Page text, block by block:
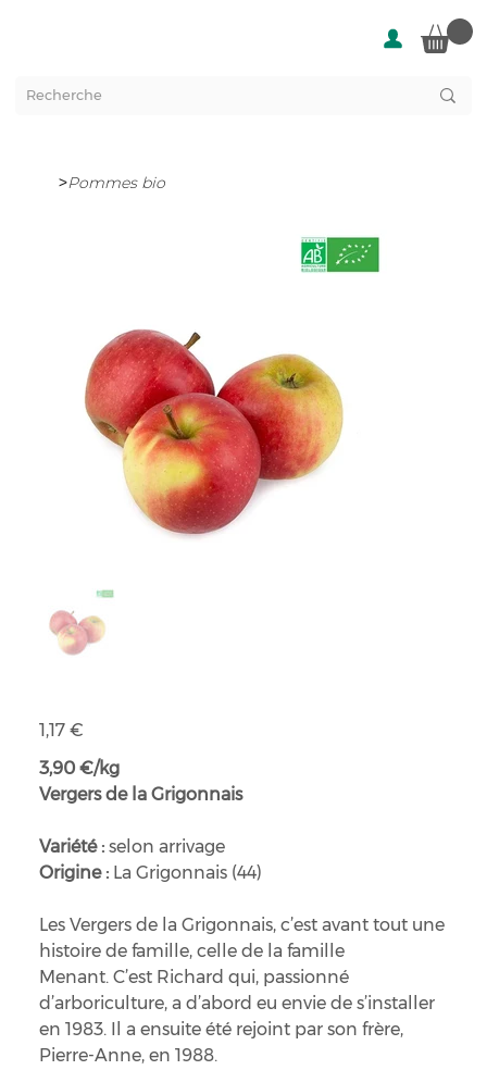
>Pommes bio
Prix
1,17 €
3,90 €/kg
Vergers de la Grigonnais
Variété : selon arrivage
Origine : La Grigonnais (44)
Les Vergers de la Grigonnais, c’est avant tout une
histoire de famille, celle de la famille
Menant. C’est Richard qui, passionné
d’arboriculture, a d’abord eu envie de s’installer
en 1983. Il a ensuite été rejoint par son frère,
Pierre-Anne, en 1988.